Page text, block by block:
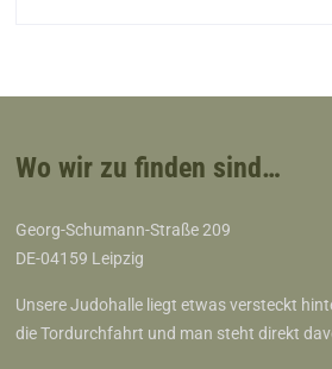
Wo wir zu finden sind…
Georg-Schumann-Straße 209
DE-04159 Leipzig
Unsere Judohalle liegt etwas versteckt
die Tordurchfahrt und man steht direkt